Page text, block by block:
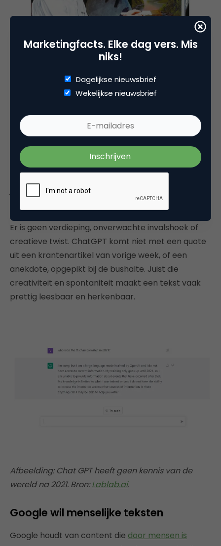
Wie regelmatig teksten maakt met ChatGPT-
teksten zijn stoffig, met lange zinnen en gekke
zinsdelen. De content komt niet verder dan de
oppervlakte. De stijl is zakelijk en droog. Niet zo gek,
ChatGPT gebruikt alleen de input die het heeft
gekregen tijdens zijn training. Daarom ook ontvang
je vaak min of meer dezelfde tekst, als je vaker een
tekst over hetzelfde onderwerp laat schrijven.
Er is geen verdieping, onverwachte invalshoek of
creatieve twist. ChatGPT komt niet met een quote
uit een krantenartikel van vorige week, of een
anekdote, opgepikt bij de bushalte. Juist die
creativiteit en spontaniteit maakt een tekst vaak
prettig leesbaar en herkenbaar.
Afbeelding: Chat GPT heeft geen kennis van de
wereld na 2021. Bron:Lablab.ai.
Google wil menselijke teksten
Google houdt van content die door mensen is
Marketingfacts. Elke dag vers. Mis
niks!
Dagelijkse nieuwsbrief
Wekelijkse nieuwsbrief